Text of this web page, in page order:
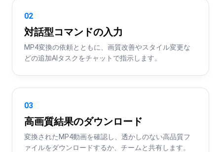
02
対話型コマンドの入力
MP4変換の依頼とともに、画質改善やスタイル変更な
どの追加AIタスクをチャットで指示します。
03
高画質結果のダウンロード
変換されたMP4動画を確認し、透かしのない高品質フ
ァイルをダウンロードするか、チームと共有します。